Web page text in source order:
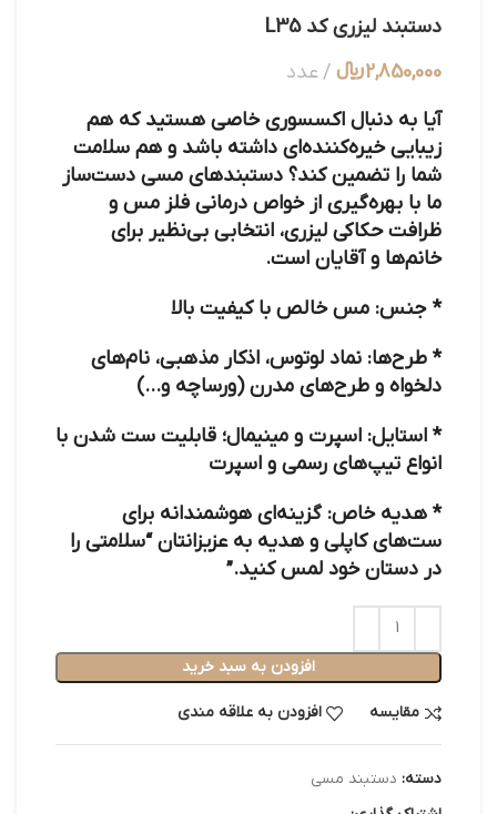
دستبند لیزری کد L35
2,850,000﷼
عدد
آیا به دنبال اکسسوری خاصی هستید که هم
زیبایی خیره‌کننده‌ای داشته باشد و هم سلامت
شما را تضمین کند؟ دستبندهای مسی دست‌ساز
ما با بهره‌گیری از خواص درمانی فلز مس و
ظرافت حکاکی لیزری، انتخابی بی‌نظیر برای
خانم‌ها و آقایان است.
* جنس: مس خالص با کیفیت بالا
* طرح‌ها: نماد لوتوس، اذکار مذهبی، نام‌های
دلخواه و طرح‌های مدرن (ورساچه و…)
* استایل: اسپرت و مینیمال؛ قابلیت ست شدن با
انواع تیپ‌های رسمی و اسپرت
* هدیه خاص: گزینه‌ای هوشمندانه برای
ست‌های کاپلی و هدیه به عزیزانتان“سلامتی را
در دستان خود لمس کنید.”
افزودن به سبد خرید
مقایسه افزودن به علاقه مندی
دسته: دستبند مسی